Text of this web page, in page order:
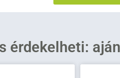
érdekelheti: